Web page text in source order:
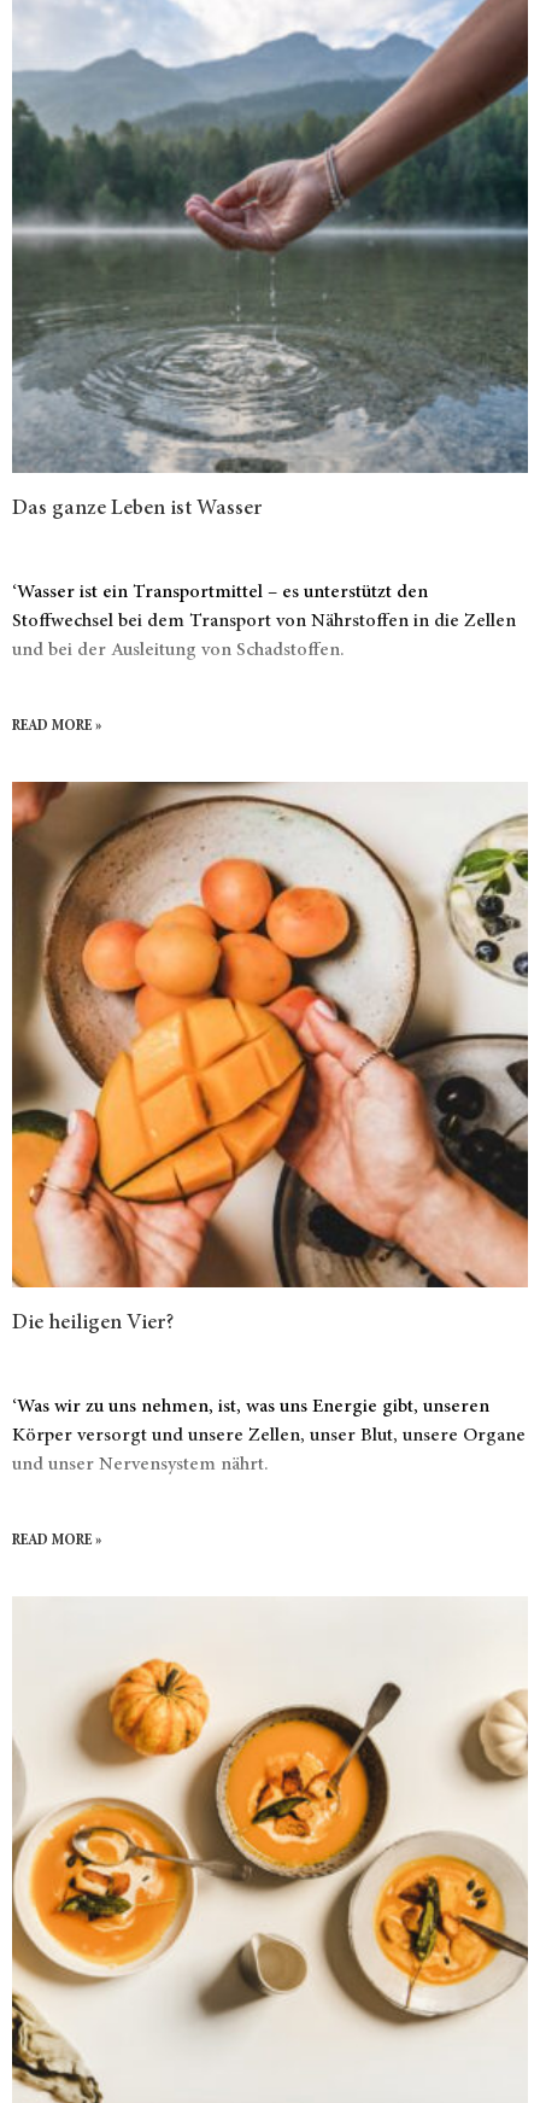
Das ganze Leben ist Wasser
‘Wasser ist ein Transportmittel – es unterstützt den
Stoffwechsel bei dem Transport von Nährstoffen in die Zellen
und bei der Ausleitung von Schadstoffen.
READ MORE »
Die heiligen Vier?
‘Was wir zu uns nehmen, ist, was uns Energie gibt, unseren
Körper versorgt und unsere Zellen, unser Blut, unsere Organe
und unser Nervensystem nährt.
READ MORE »